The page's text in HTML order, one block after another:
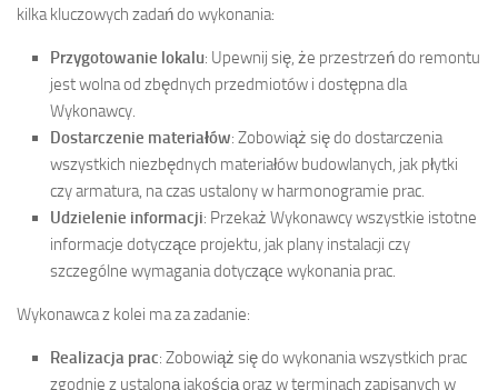
kilka kluczowych zadań do wykonania:
Przygotowanie lokalu: Upewnij się, że przestrzeń do remontu
jest wolna od zbędnych przedmiotów i dostępna dla
Wykonawcy.
Dostarczenie materiałów: Zobowiąż się do dostarczenia
wszystkich niezbędnych materiałów budowlanych, jak płytki
czy armatura, na czas ustalony w harmonogramie prac.
Udzielenie informacji: Przekaż Wykonawcy wszystkie istotne
informacje dotyczące projektu, jak plany instalacji czy
szczególne wymagania dotyczące wykonania prac.
Wykonawca z kolei ma za zadanie:
Realizacja prac: Zobowiąż się do wykonania wszystkich prac
zgodnie z ustaloną jakością oraz w terminach zapisanych w